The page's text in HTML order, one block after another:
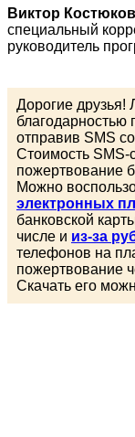
Виктор
специальный
руководитель
Дорогие друзья!
благодарностью
отправив SMS
Стоимость
пожертвование
Можно
электронных
банковской
числе и из-за
телефонов на
пожертвование
Скачать его